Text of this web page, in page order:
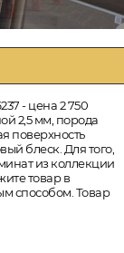
- цена 2 750
2,5 мм, порода
поверхность
блеск. Для того,
из коллекции
товар в
способом. Товар